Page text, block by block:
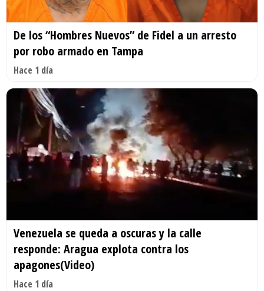
De los “Hombres Nuevos” de Fidel a un arresto
por robo armado en Tampa
Hace 1 día
Venezuela se queda a oscuras y la calle
responde: Aragua explota contra los
apagones(Video)
Hace 1 día